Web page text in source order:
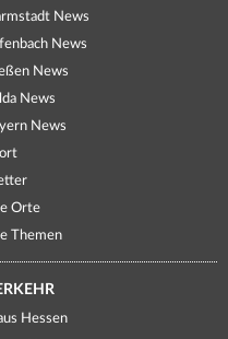
News
News
News
News
News
Orte
Themen
Hessen